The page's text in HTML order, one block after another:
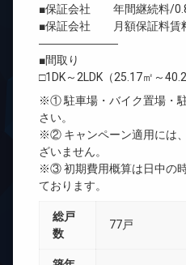
■保証会社 年間継続料/0.8
■保証会社 月額保証料賃
―――――――
■間取り
□1DK～2LDK（25.17㎡～
※① 駐車場・バイク置場・
さい。
※② キャンペーン適用には
ざいません。
※③ 初期費用概算は日中の
ております。
総戸
数
77戸